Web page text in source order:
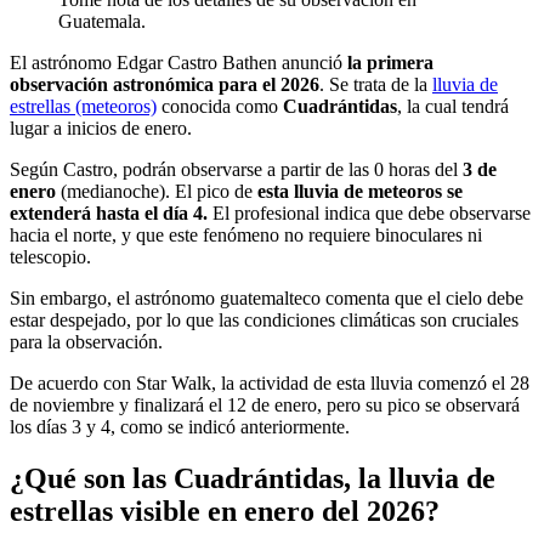
Guatemala.
El astrónomo Edgar Castro Bathen anunció la primera
observación astronómica para el 2026. Se trata de la lluvia de
estrellas (meteoros) conocida como Cuadrántidas, la cual tendrá
lugar a inicios de enero.
Según Castro, podrán observarse a partir de las 0 horas del 3 de
enero (medianoche). El pico de esta lluvia de meteoros se
extenderá hasta el día 4. El profesional indica que debe observarse
hacia el norte, y que este fenómeno no requiere binoculares ni
telescopio.
Sin embargo, el astrónomo guatemalteco comenta que el cielo debe
estar despejado, por lo que las condiciones climáticas son cruciales
para la observación.
De acuerdo con Star Walk, la actividad de esta lluvia comenzó el 28
de noviembre y finalizará el 12 de enero, pero su pico se observará
los días 3 y 4, como se indicó anteriormente.
¿Qué son las Cuadrántidas, la lluvia de
estrellas visible en enero del 2026?